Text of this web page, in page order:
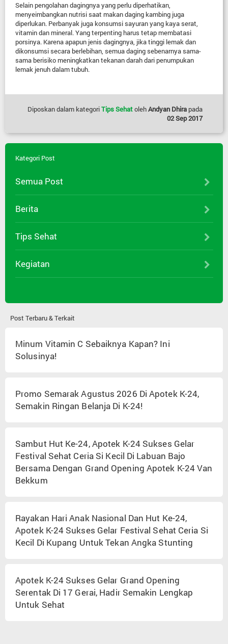
Selain pengolahan dagingnya yang perlu diperhatikan,
menyeimbangkan nutrisi saat makan daging kambing juga
diperlukan. Perbanyak juga konsumsi sayuran yang kaya serat,
vitamin dan mineral. Yang terpenting harus tetap membatasi
porsinya. Karena apapun jenis dagingnya, jika tinggi lemak dan
dikonsumsi secara berlebihan, semua daging sebenarnya sama-
sama berisiko meningkatkan tekanan darah dari penumpukan
lemak jenuh dalam tubuh.
Diposkan dalam kategoriTips SehatolehAndyan Dhira pada
02 Sep 2017
Kategori Post
Semua Post
Berita
Tips Sehat
Kegiatan
Post Terbaru & Terkait
Minum Vitamin C Sebaiknya Kapan? Ini
Solusinya!
Promo Semarak Agustus 2026 Di Apotek K-24,
Semakin Ringan Belanja Di K-24!
Sambut Hut Ke-24, Apotek K-24 Sukses Gelar
Festival Sehat Ceria Si Kecil Di Labuan Bajo
Bersama Dengan Grand Opening Apotek K-24 Van
Bekkum
Rayakan Hari Anak Nasional Dan Hut Ke-24,
Apotek K-24 Sukses Gelar Festival Sehat Ceria Si
Kecil Di Kupang Untuk Tekan Angka Stunting
Apotek K-24 Sukses Gelar Grand Opening
Serentak Di 17 Gerai, Hadir Semakin Lengkap
Untuk Sehat